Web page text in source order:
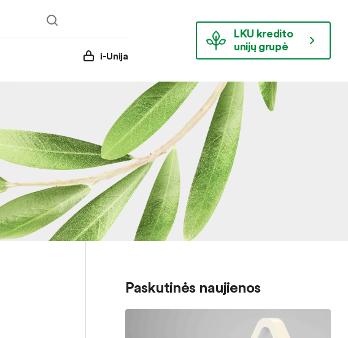
i-Unija
LKU kredito
unijų grupė
Paskutinės naujienos